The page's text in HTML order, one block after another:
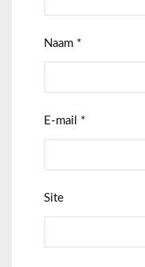
Naam *
E-mail *
Site